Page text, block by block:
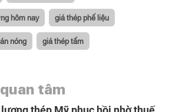
hôm nay giá thép phế liệu
nóng giá thép tấm
tâm